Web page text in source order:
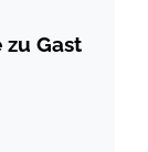
Gast